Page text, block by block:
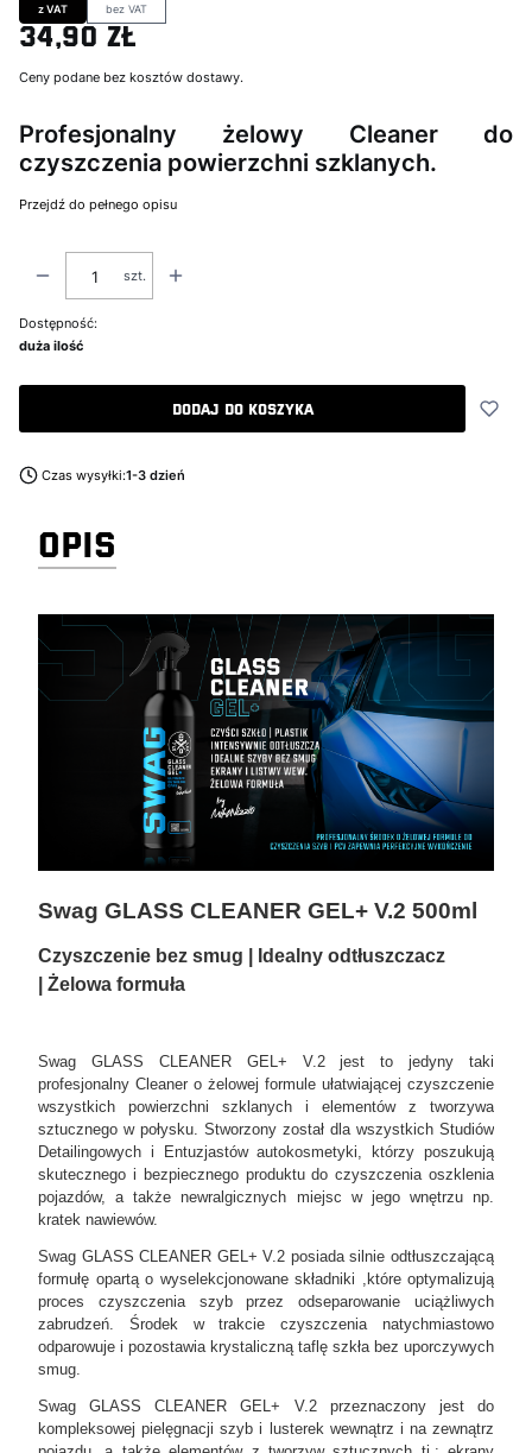
z VAT bez VAT
Cena
34,90 zł
Ceny podane bez kosztów dostawy.
Profesjonalny żelowy Cleaner do
czyszczenia powierzchni szklanych.
Przejdź do pełnego opisu
szt.
Dostępność:
duża ilość
Dodaj do koszyka
Czas wysyłki:1-3 dzień
OPIS
Swag GLASS CLEANER GEL+ V.2 500ml
Czyszczenie bez smug | Idealny odtłuszczacz
| Żelowa formuła
Swag GLASS CLEANER GEL+ V.2
jest to jedyny taki
profesjonalny Cleaner o żelowej formule ułatwiającej czyszczenie
wszystkich powierzchni szklanych i elementów z tworzywa
sztucznego w połysku. Stworzony został dla wszystkich Studiów
Detailingowych i Entuzjastów autokosmetyki, którzy poszukują
skutecznego i bezpiecznego produktu do czyszczenia oszklenia
pojazdów, a także newralgicznych miejsc w jego wnętrzu np.
kratek nawiewów.
Swag GLASS CLEANER GEL+ V.2 posiada silnie odtłuszczającą
formułę opartą o wyselekcjonowane składniki ,które optymalizują
proces czyszczenia szyb przez odseparowanie uciążliwych
zabrudzeń. Środek w trakcie czyszczenia natychmiastowo
odparowuje i pozostawia krystaliczną taflę szkła bez uporczywych
smug.
Swag GLASS CLEANER GEL+ V.2 przeznaczony jest do
kompleksowej pielęgnacji szyb i lusterek wewnątrz i na zewnątrz